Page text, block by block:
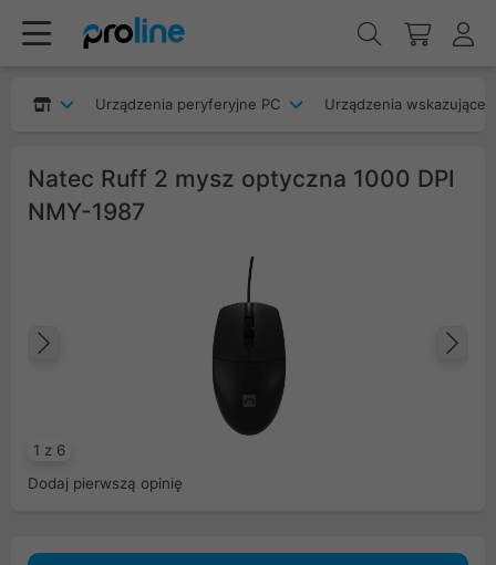
Urządzenia peryferyjne PC Urządzenia wskazujące
Natec Ruff 2 mysz optyczna 1000 DPI
NMY-1987
1 z 6
Dodaj pierwszą opinię